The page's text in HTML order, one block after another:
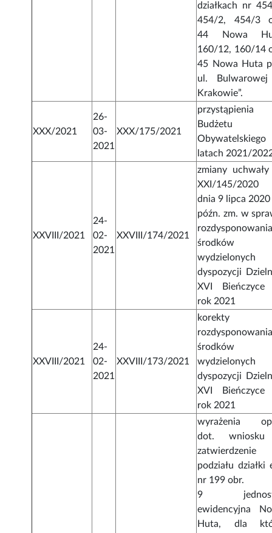
działkach nr
454/2, 454/3
44 Nowa
160/12, 160/14
45 Nowa Huta
ul.
Krakowie”.
XXX/2021
26-
03-
2021
XXX/175/2021
przystąpienia
Budżetu
latach 2021/
XXVIII/2021
24-
02-
2021
XXVIII/174/2021
zmiany
XXI/145/
dnia 9 lipca 2020
późn. zm. w
środków
wydzielonych
dyspozycji
XVI Bieńczyce
rok 2021
XXVIII/2021
24-
02-
2021
XXVIII/173/2021
korekty
środków
wydzielonych
dyspozycji
XVI Bieńczyce
rok 2021
wyrażenia
dot.
zatwierdzenie
podziału działki
nr 199 obr.
9
ewidencyjna
Huta, dla